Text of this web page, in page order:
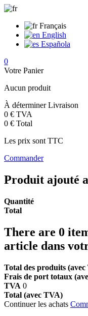
Français
English
Española
0
Votre Panier
Aucun produit
À déterminerLivraison
0 € TVA
0 € Total
Les prix sont TTC
Commander
Produit ajouté
Quantité
Total
There are 0
article dans
Total des produits
Frais de port totaux
TVA 0
Total (avec TVA)
Continuer les achats